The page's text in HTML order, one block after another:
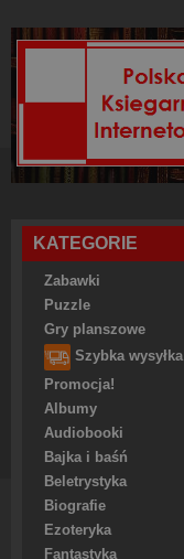
KATEGORIE
Zabawki
Puzzle
Gry planszowe
Szybka wysyłka
Promocja!
Albumy
Audiobooki
Bajka i baśń
Beletrystyka
Biografie
Ezoteryka
Fantastyka